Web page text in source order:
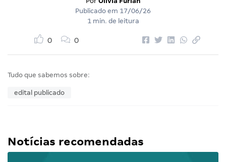
Publicado em 17/06/26
1 min. de leitura
0 0
Tudo que sabemos sobre:
edital publicado
Notícias recomendadas